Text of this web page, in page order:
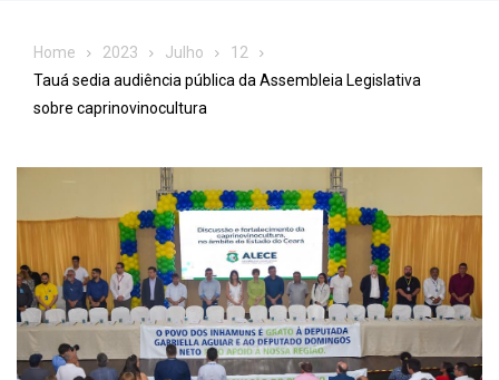
Home 2023 Julho
12
Tauá sedia audiência pública da Assembleia Legislativa
sobre caprinovinocultura